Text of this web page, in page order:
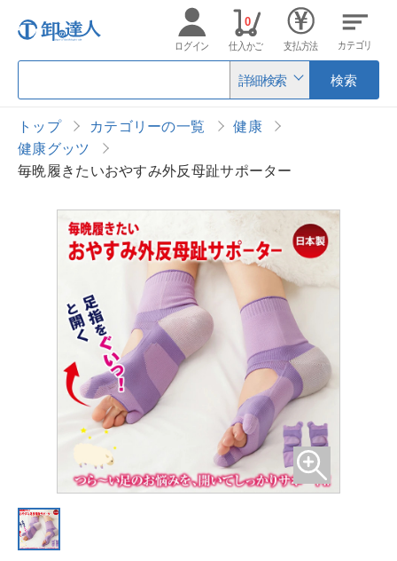
詳細検索 検索
ログイン 仕入かご
0
支払方法 カテゴリ
トップ カテゴリーの一覧
健康
健康グッツ
毎晩履きたいおやすみ外反母趾サポーター